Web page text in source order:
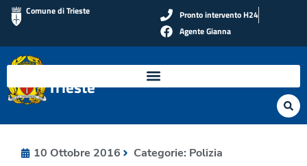
Comune di Trieste
Pronto intervento H24
Agente Gianna
Polizia Locale di
Trieste
10 Ottobre 2016 Categorie: Polizia